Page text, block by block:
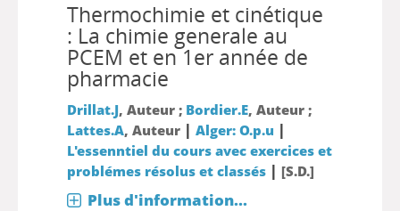
Thermochimie et cinétique
: La chimie generale au
PCEM et en 1er année de
pharmacie
Drillat.J, Auteur ; Bordier.E, Auteur ;
Lattes.A, Auteur | Alger: O.p.u |
L'essenntiel du cours avec exercices et
problémes résolus et classés| [S.D.]
Plus d'information...